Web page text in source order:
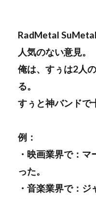
RadMetal SuMetal
人気のない意見。
俺は、すぅは2人
る。
すぅと神バンドで
例：
・映画業界で：
った。
・音楽業界で：